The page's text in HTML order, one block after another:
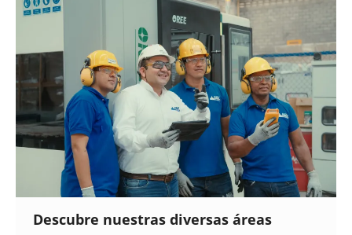
Descubre nuestras diversas áreas